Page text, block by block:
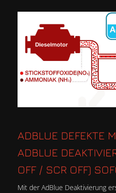
ADBLUE DEFEKTE
ADBLUE
OFF / SCR OFF)
Mit der AdBlue Deaktivierung